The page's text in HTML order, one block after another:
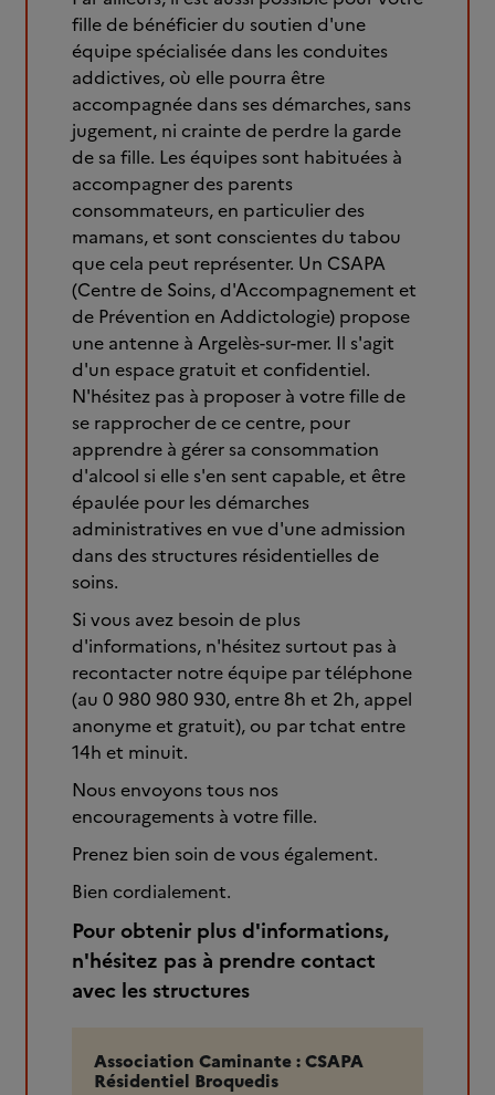
fille de bénéficier du soutien d'une
équipe spécialisée dans les conduites
addictives, où elle pourra être
accompagnée dans ses démarches, sans
jugement, ni crainte de perdre la garde
de sa fille. Les équipes sont habituées à
accompagner des parents
consommateurs, en particulier des
mamans, et sont conscientes du tabou
que cela peut représenter. Un CSAPA
(Centre de Soins, d'Accompagnement et
de Prévention en Addictologie) propose
une antenne à Argelès-sur-mer. Il s'agit
d'un espace gratuit et confidentiel.
N'hésitez pas à proposer à votre fille de
se rapprocher de ce centre, pour
apprendre à gérer sa consommation
d'alcool si elle s'en sent capable, et être
épaulée pour les démarches
administratives en vue d'une admission
dans des structures résidentielles de
soins.
Si vous avez besoin de plus
d'informations, n'hésitez surtout pas à
recontacter notre équipe par téléphone
(au 0 980 980 930, entre 8h et 2h, appel
anonyme et gratuit), ou par tchat entre
14h et minuit.
Nous envoyons tous nos
encouragements à votre fille.
Prenez bien soin de vous également.
Bien cordialement.
Pour obtenir plus d'informations,
n'hésitez pas à prendre contact
avec les structures
Association Caminante : CSAPA
Résidentiel Broquedis